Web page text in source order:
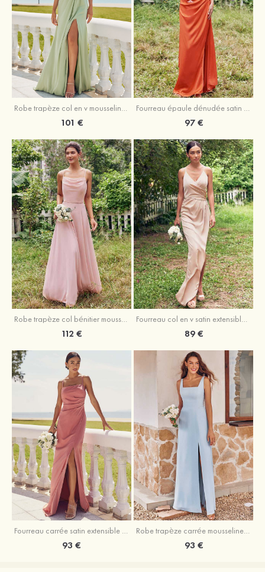
Robe trapèze col en v mousseline ras du sol robe de demoiselle d'honneur
101 €
Fourreau épaule dénudée satin extensible ras du sol robe de demoiselle d'honneur
97 €
Robe trapèze col bénitier mousseline ras du sol robe de demoiselle d'honneur
112 €
Fourreau col en v satin extensible asymétrique robe de demoiselle d'honneur
89 €
93 € 93 €